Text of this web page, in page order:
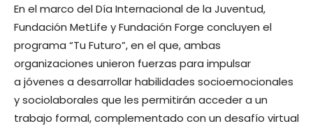
En el marco del Día Internacional de la Juventud,
Fundación MetLife y Fundación Forge concluyen el
programa “Tu Futuro”, en el que, ambas
organizaciones unieron fuerzas para impulsar
a jóvenes a desarrollar habilidades socioemocionales
y sociolaborales que les permitirán acceder a un
trabajo formal, complementado con un desafío virtual